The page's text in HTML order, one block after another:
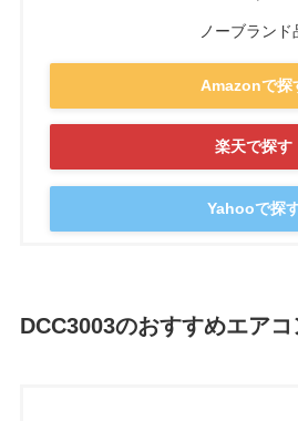
ノーブランド
Amazonで探
楽天で探す
Yahooで探
DCC3003のおすすめエア